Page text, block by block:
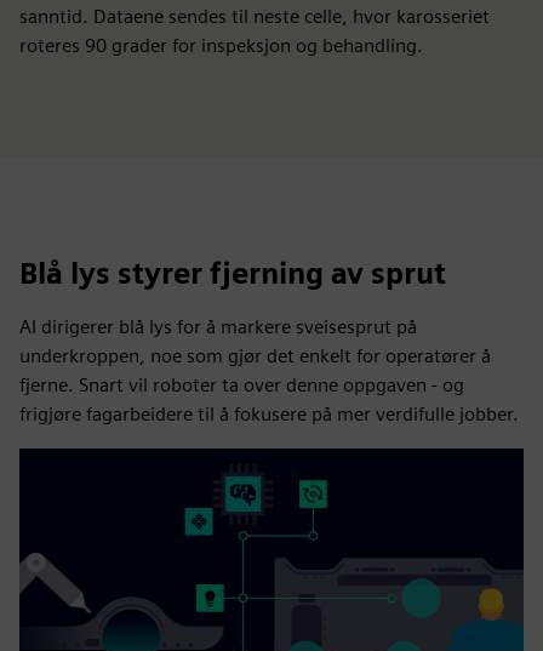
sanntid. Dataene sendes til neste celle, hvor karosseriet
roteres 90 grader for inspeksjon og behandling.
Blå lys styrer fjerning av sprut
AI dirigerer blå lys for å markere sveisesprut på
underkroppen, noe som gjør det enkelt for operatører å
fjerne. Snart vil roboter ta over denne oppgaven - og
frigjøre fagarbeidere til å fokusere på mer verdifulle jobber.